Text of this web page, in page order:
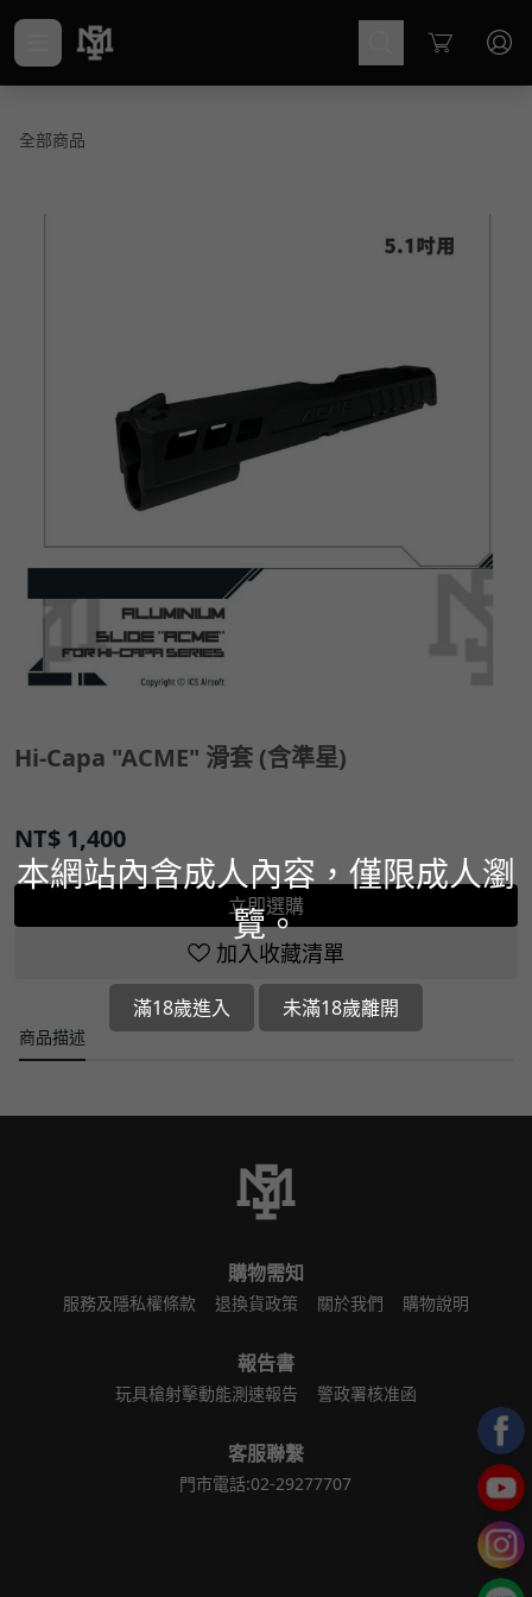
Cart
全部商品
Hi-Capa "ACME" 滑套 (含準星)
NT$ 1,400
立即選購
加入收藏清單
商品描述
購物需知
服務及隱私權條款 退換貨政策 關於我們 購物說明
報告書
玩具槍射擊動能測速報告 警政署核准函
客服聯繫
門市電話:02-29277707
本網站內含成人內容，僅限成人瀏
覽。
滿18歲進入 未滿18歲離開